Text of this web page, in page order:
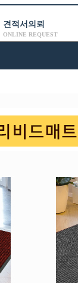
견적서의뢰
ONLINE REQUEST